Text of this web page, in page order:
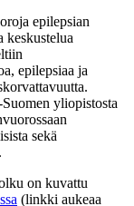
epilepsian
keskustelua
epilepsiaa ja
yliopistosta
sekä
on kuvattu
(linkki aukeaa